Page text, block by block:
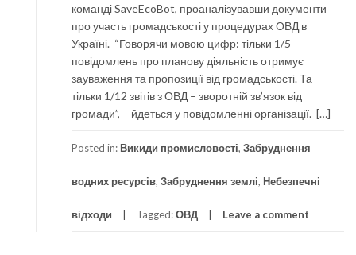
команді SaveEcoBot, проаналізувавши документи
про участь громадськості у процедурах ОВД в
Україні. “Говорячи мовою цифр: тільки 1/5
повідомлень про планову діяльність отримує
зауваження та пропозиції від громадськості. Та
тільки 1/12 звітів з ОВД – зворотній зв’язок від
громади”, – йдеться у повідомленні організації. […]
Posted in: Викиди промисловості, Забруднення
водних ресурсів, Забруднення землі, Небезпечні
відходи Tagged:ОВД Leave a comment